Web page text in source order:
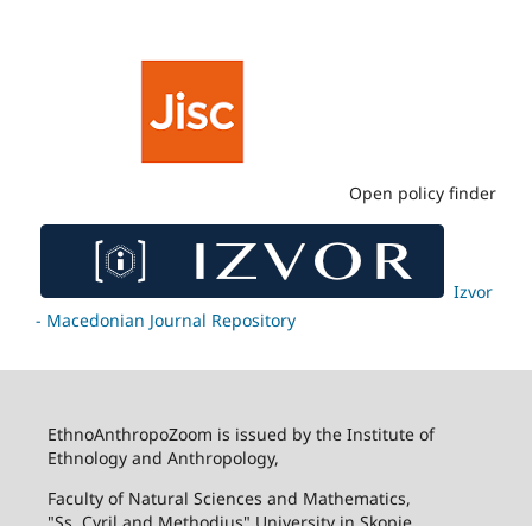
Open policy finder
Izvor
- Macedonian Journal Repository
EthnoAnthropoZoom is issued by the Institute of
Ethnology and Anthropology,
Faculty of Natural Sciences and Mathematics,